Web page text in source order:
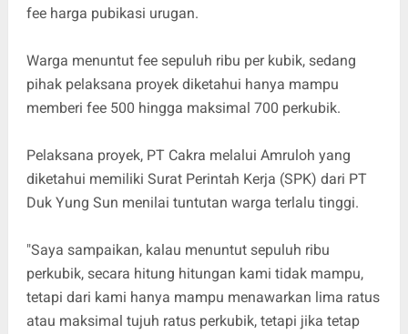
fee harga pubikasi urugan.
Warga menuntut fee sepuluh ribu per kubik, sedang
pihak pelaksana proyek diketahui hanya mampu
memberi fee 500 hingga maksimal 700 perkubik.
Pelaksana proyek, PT Cakra melalui Amruloh yang
diketahui memiliki Surat Perintah Kerja (SPK) dari PT
Duk Yung Sun menilai tuntutan warga terlalu tinggi.
"Saya sampaikan, kalau menuntut sepuluh ribu
perkubik, secara hitung hitungan kami tidak mampu,
tetapi dari kami hanya mampu menawarkan lima ratus
atau maksimal tujuh ratus perkubik, tetapi jika tetap